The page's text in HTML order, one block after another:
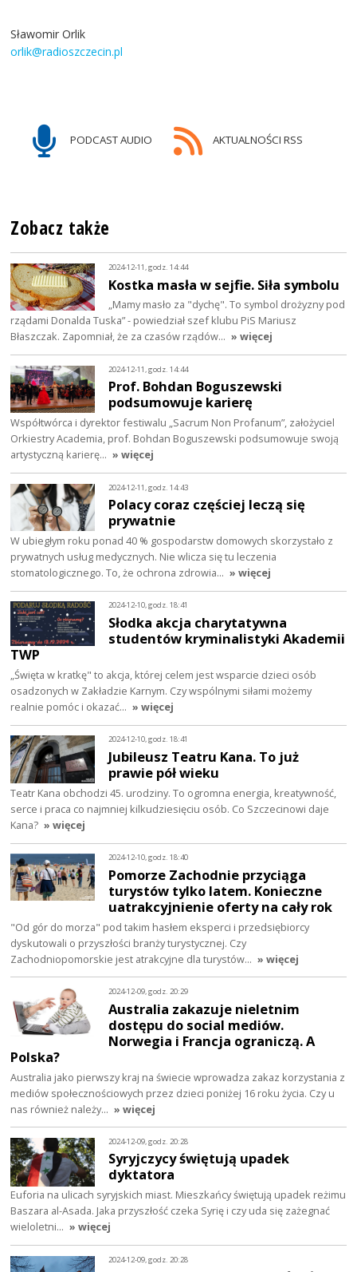
Sławomir Orlik
orlik@radioszczecin.pl
PODCAST AUDIO AKTUALNOŚCI RSS
Zobacz także
2024-12-11, godz. 14:44
Kostka masła w sejfie. Siła symbolu
„Mamy masło za "dychę". To symbol drożyzny pod
rządami Donalda Tuska” - powiedział szef klubu PiS Mariusz
Błaszczak. Zapomniał, że za czasów rządów… » więcej
2024-12-11, godz. 14:44
Prof. Bohdan Boguszewski
podsumowuje karierę
Współtwórca i dyrektor festiwalu „Sacrum Non Profanum”, założyciel
Orkiestry Academia, prof. Bohdan Boguszewski podsumowuje swoją
artystyczną karierę… » więcej
2024-12-11, godz. 14:43
Polacy coraz częściej leczą się
prywatnie
W ubiegłym roku ponad 40 % gospodarstw domowych skorzystało z
prywatnych usług medycznych. Nie wlicza się tu leczenia
stomatologicznego. To, że ochrona zdrowia… » więcej
2024-12-10, godz. 18:41
Słodka akcja charytatywna
studentów kryminalistyki Akademii
TWP
„Święta w kratkę" to akcja, której celem jest wsparcie dzieci osób
osadzonych w Zakładzie Karnym. Czy wspólnymi siłami możemy
realnie pomóc i okazać… » więcej
2024-12-10, godz. 18:41
Jubileusz Teatru Kana. To już
prawie pół wieku
Teatr Kana obchodzi 45. urodziny. To ogromna energia, kreatywność,
serce i praca co najmniej kilkudziesięciu osób. Co Szczecinowi daje
Kana? » więcej
2024-12-10, godz. 18:40
Pomorze Zachodnie przyciąga
turystów tylko latem. Konieczne
uatrakcyjnienie oferty na cały rok
"Od gór do morza" pod takim hasłem eksperci i przedsiębiorcy
dyskutowali o przyszłości branży turystycznej. Czy
Zachodniopomorskie jest atrakcyjne dla turystów… » więcej
2024-12-09, godz. 20:29
Australia zakazuje nieletnim
dostępu do social mediów.
Norwegia i Francja ograniczą. A
Polska?
Australia jako pierwszy kraj na świecie wprowadza zakaz korzystania z
mediów społecznościowych przez dzieci poniżej 16 roku życia. Czy u
nas również należy… » więcej
2024-12-09, godz. 20:28
Syryjczycy świętują upadek
dyktatora
Euforia na ulicach syryjskich miast. Mieszkańcy świętują upadek reżimu
Baszara al-Asada. Jaka przyszłość czeka Syrię i czy uda się zażegnać
wieloletni… » więcej
2024-12-09, godz. 20:28